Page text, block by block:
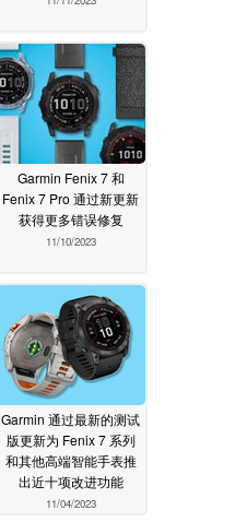
Garmin Fenix 7 和
Fenix 7 Pro 通过新更新
获得更多错误修复
11/10/2023
Garmin 通过最新的测试
版更新为 Fenix 7 系列
和其他高端智能手表推
出近十项改进功能
11/04/2023